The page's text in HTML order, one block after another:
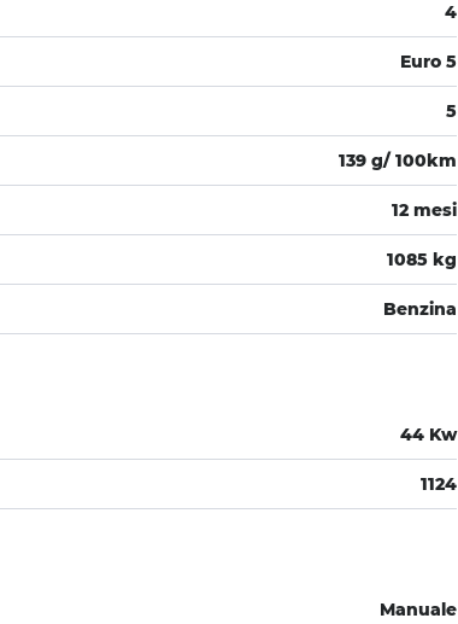
4
Euro 5
5
139 g/ 100km
12 mesi
1085 kg
Benzina
44 Kw
1124
Manuale